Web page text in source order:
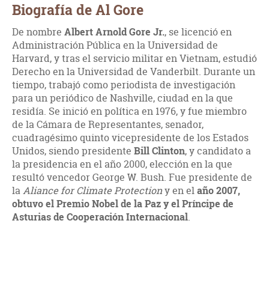
Biografía de Al Gore
De nombre Albert Arnold Gore Jr., se licenció en
Administración Pública en la Universidad de
Harvard, y tras el servicio militar en Vietnam, estudió
Derecho en la Universidad de Vanderbilt. Durante un
tiempo, trabajó como periodista de investigación
para un periódico de Nashville, ciudad en la que
residía. Se inició en política en 1976, y fue miembro
de la Cámara de Representantes, senador,
cuadragésimo quinto vicepresidente de los Estados
Unidos, siendo presidente Bill Clinton, y candidato a
la presidencia en el año 2000, elección en la que
resultó vencedor George W. Bush. Fue presidente de
laAliance for Climate Protectiony en elaño 2007,
obtuvo el Premio Nobel de la Paz y el Príncipe de
Asturias de Cooperación Internacional.